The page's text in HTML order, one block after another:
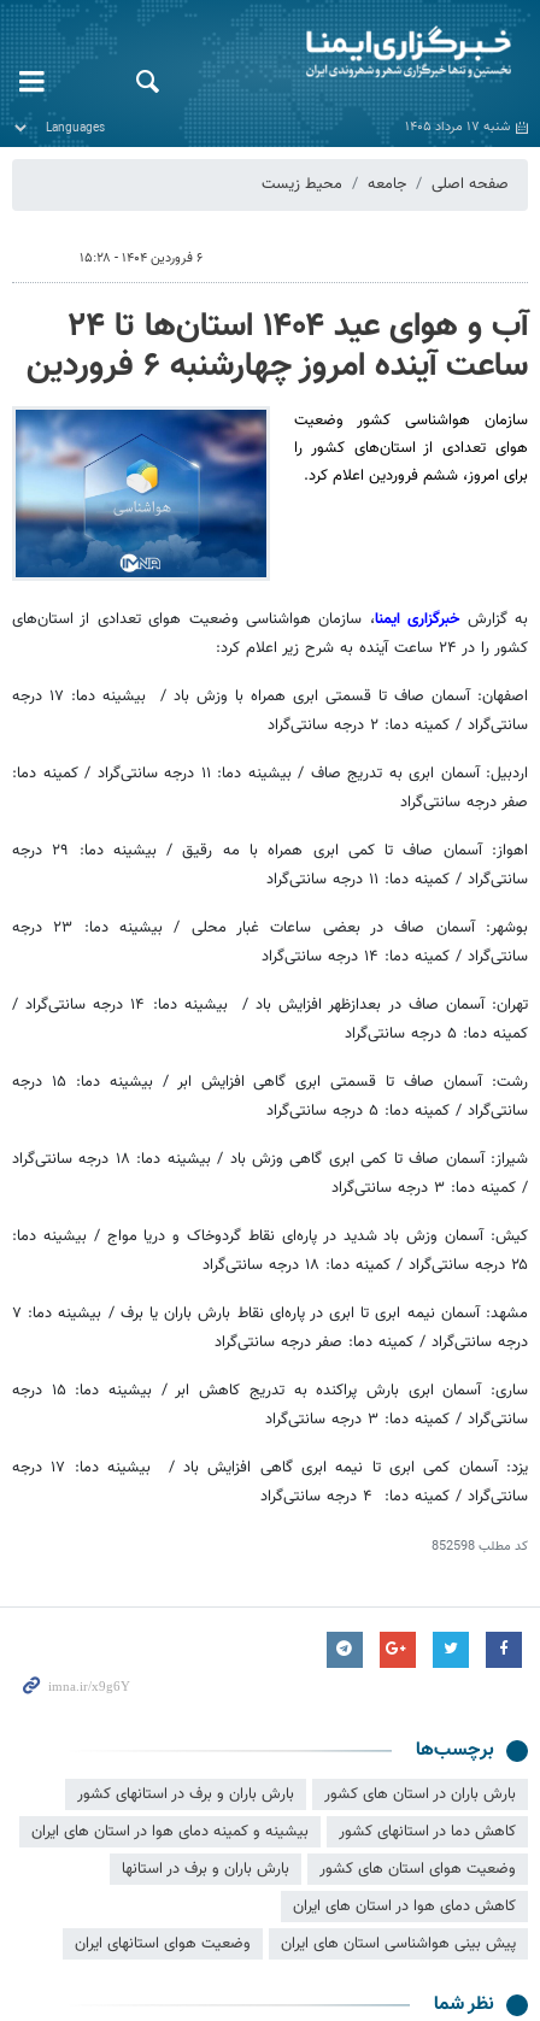
شنبه ۱۷ مرداد ۱۴۰۵
صفحه اصلی جامعه محیط زیست
۶ فروردین ۱۴۰۴ - ۱۵:۲۸
آب و هوای عید ۱۴۰۴ استان‌ها تا ۲۴
ساعت آینده امروز چهارشنبه ۶ فروردین
سازمان هواشناسی کشور وضعیت
هوای تعدادی از استان‌های کشور را
برای امروز، ششم فروردین اعلام کرد.
به گزارشخبرگزاری ایمنا، سازمان هواشناسی وضعیت هوای تعدادی از استان‌های
کشور را در ۲۴ ساعت آینده به شرح زیر اعلام کرد:
اصفهان: آسمان صاف تا قسمتی ابری همراه با وزش باد / ‏‏‏ بیشینه دما: ۱۷ درجه
سانتی‌گراد / کمینه دما: ۲ درجه سانتی‌گراد
اردبیل: آسمان ابری به تدریج صاف / بیشینه دما: ۱۱ درجه سانتی‌گراد / کمینه دما:
صفر درجه سانتی‌گراد
اهواز: آسمان صاف تا کمی ابری همراه با مه رقیق / بیشینه دما: ۲۹ درجه
سانتی‌گراد / کمینه دما: ۱۱ درجه سانتی‌گراد
بوشهر: آسمان صاف در بعضی ساعات غبار محلی / بیشینه دما: ۲۳ درجه
سانتی‌گراد / کمینه دما: ۱۴ درجه سانتی‌گراد
تهران: آسمان صاف در بعدازظهر افزایش باد / ‏‬ بیشینه دما: ۱۴ درجه سانتی‌گراد /
کمینه دما: ۵ درجه سانتی‌گراد
رشت: آسمان صاف تا قسمتی ابری گاهی افزایش ابر / بیشینه دما: ۱۵ درجه
سانتی‌گراد / کمینه دما: ۵ درجه سانتی‌گراد
شیراز: آسمان‬ صاف تا کمی ابری گاهی وزش باد / بیشینه دما: ۱۸ درجه سانتی‌گراد
/ کمینه دما: ۳ درجه سانتی‌گراد
کیش: آسمان وزش باد شدید در پاره‌ای نقاط گردوخاک و دریا مواج / بیشینه دما:
۲۵ درجه سانتی‌گراد / کمینه دما: ۱۸ درجه سانتی‌گراد
مشهد: آسمان نیمه ابری تا ابری در پاره‌ای نقاط بارش باران یا برف / بیشینه دما: ۷
درجه سانتی‌گراد / کمینه دما: صفر درجه سانتی‌گراد
ساری: آسمان ابری بارش پراکنده به تدریج کاهش ابر / بیشینه دما: ۱۵ درجه
سانتی‌گراد / کمینه دما: ۳ درجه سانتی‌گراد
یزد: آسمان کمی ابری تا نیمه ابری گاهی افزایش باد / ‏ بیشینه دما: ۱۷ درجه
سانتی‌گراد / کمینه دما: ‬ ۴ درجه سانتی‌گراد
کد مطلب852598
برچسب‌ها
بارش باران در استان های کشور
بارش باران و برف در استانهای کشور
کاهش دما در استانهای کشور
بیشینه و کمینه دمای هوا در استان های ایران
وضعیت هوای استان های کشور
بارش باران و برف در استانها
کاهش دمای هوا در استان های ایران
پیش بینی هواشناسی استان های ایران
وضعیت هوای استانهای ایران
نظر شما